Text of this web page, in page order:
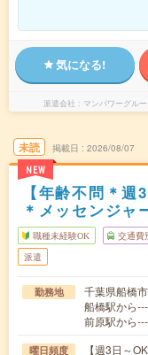
気になる!
派遣会社 マンパワーグル
未読
NEW
掲載日 2026/08/07
【年齢不問＊
＊メッセンジャ
職種未経験OK 交通費
派遣
勤務地
千葉県船橋市
船橋駅から
前原駅から
曜日頻度
【週3日～